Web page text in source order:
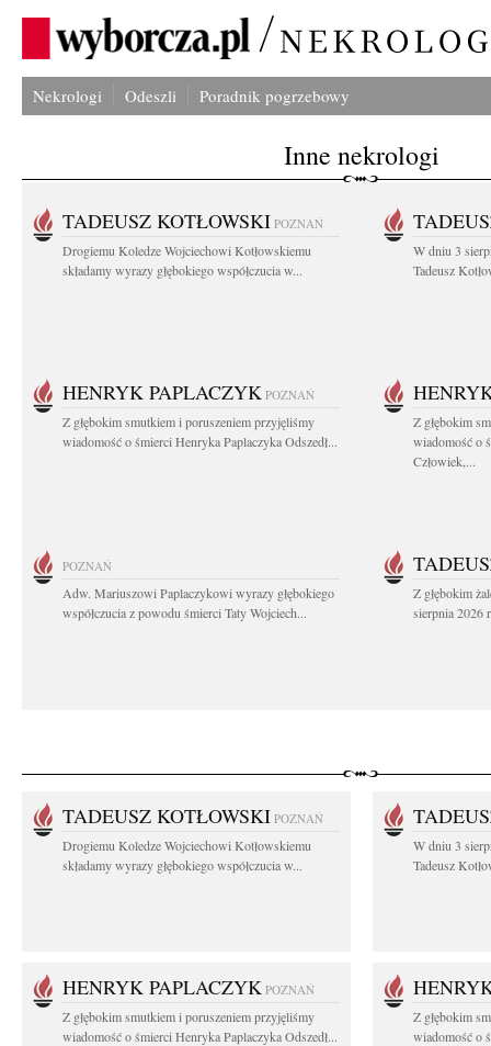
Nekrologi Odeszli Poradnik pogrzebowy
Inne nekrologi
TADEUSZ KOTŁOWSKI POZNAŃ
Drogiemu Koledze Wojciechowi Kotłowskiemu
składamy wyrazy głębokiego współczucia w...
W dniu 3
Tadeusz
HENRYK PAPLACZYK POZNAŃ
Z głębokim smutkiem i poruszeniem przyjęliśmy
wiadomość o śmierci Henryka Paplaczyka Odszedł...
Z głębokim
wiadomość o
Człowiek,...
POZNAŃ
Adw. Mariuszowi Paplaczykowi wyrazy głębokiego
współczucia z powodu śmierci Taty Wojciech...
Z głębokim
sierpnia 2026
TADEUSZ KOTŁOWSKI POZNAŃ
Drogiemu Koledze Wojciechowi Kotłowskiemu
składamy wyrazy głębokiego współczucia w...
W dniu 3
Tadeusz
HENRYK PAPLACZYK POZNAŃ
Z głębokim smutkiem i poruszeniem przyjęliśmy
wiadomość o śmierci Henryka Paplaczyka Odszedł...
Z głębokim
wiadomość o